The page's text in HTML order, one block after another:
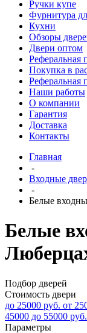
Ручки купе
Фурнитура
Кухни
Обзоры
Двери оптом
Реферальная
Покупка в
Реферальная
Наши работы
О компании
Гарантия
Доставка
Контакты
Главная
-
Входные
-
Белые
Белые
Подбор дверей
Стоимость двери
до 25000 руб. от
45000 до 55000 руб.
Параметры